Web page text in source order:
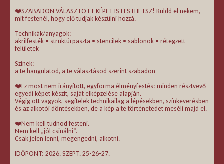
❤️SZABADON VÁLASZTOTT KÉPET IS FESTHETSZ! Küldd el nekem,
mit festenél, hogy elő tudjak készülni hozzá.
Technikák/anyagok:
akrilfesték • struktúrpaszta • stencilek • sablonok • rétegzett
felületek
Színek:
a te hangulatod, a te választásod szerint szabadon
❤️Ez most nem irányított, egyforma élményfestés: minden résztvevő
egyedi képet készít, saját elképzelése alapján.
Végig ott vagyok, segítelek technikailag a lépésekben, színkeverésben
és az alkotói döntésekben, de a kép a te történetedet meséli majd el.
❤️Nem kell tudnod festeni.
Nem kell „jól csinálni”.
Csak jelen lenni, megengedni, alkotni.
IDŐPONT: 2026. SZEPT. 25-26-27.